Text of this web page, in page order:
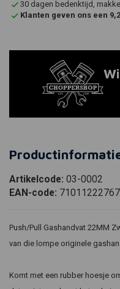
30 dagen bedenktijd,
Klanten geven ons een
Artikelcode: 03-0002
EAN-code:
Push/Pull Gashandvat 22MM
van die lompe originele
Komt met een rubber hoesje